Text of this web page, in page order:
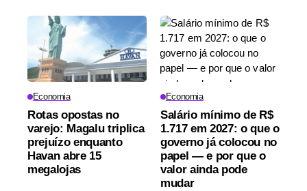
Economia
Rotas opostas no
varejo: Magalu triplica
prejuízo enquanto
Havan abre 15
megalojas
Economia
Salário mínimo de R$
1.717 em 2027: o que o
governo já colocou no
papel — e por que o
valor ainda pode
mudar